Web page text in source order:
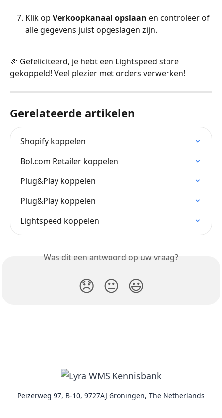
Klik op Verkoopkanaal opslaan en controleer of
alle gegevens juist opgeslagen zijn.
🎉 Gefeliciteerd, je hebt een Lightspeed store
gekoppeld! Veel plezier met orders verwerken!
Gerelateerde artikelen
Shopify koppelen
Bol.com Retailer koppelen
Plug&Play koppelen
Plug&Play koppelen
Lightspeed koppelen
Was dit een antwoord op uw vraag?
😞 😐 😃
Peizerweg 97, B-10, 9727AJ Groningen, The Netherlands